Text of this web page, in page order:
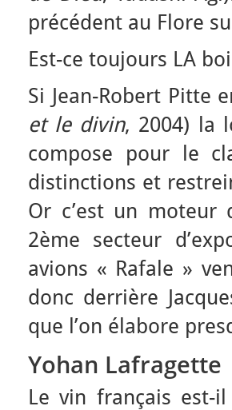
précédent au Flore
Est-ce toujours LA
Si Jean-Robert Pitte
et le divin, 2004) la
compose pour le
distinctions et
Or c’est un moteur
2ème secteur
avions « Rafale »
donc derrière
que l’on élabore
Yohan Lafragette
Le vin français est-